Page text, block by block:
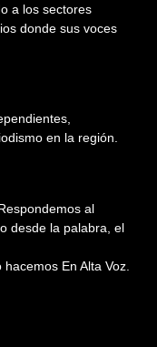
a los sectores
donde sus voces
en la región.
al
desde la palabra, el
En Alta Voz.